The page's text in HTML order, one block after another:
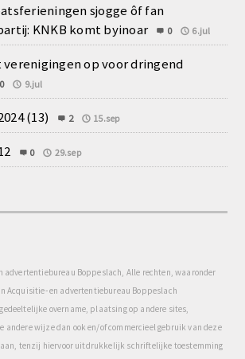
sjogge ôf fan
KNKB komt byinoar
0 6.jul
verenigingen op voor dringend
0 9.jul
(13) 2 15.sep
0 29.sep
advertentiebureau Boppeslach, Alle rechten, waaronder
Acquisitie- en advertentiebureau Boppeslach
overname, plaatsing op andere sites,
andere wijze dan ook en/of commercieel gebruik van deze
tenzij hiervoor uitdrukkelijk schriftelijke toestemming